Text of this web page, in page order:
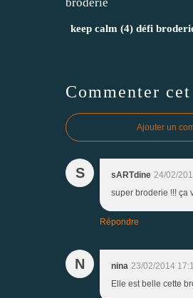
keep calm (4) défi
Commenter
Ajouter un
S sARTdine 24/02/
super broderie !!! ça
Répondre
N nina 23/02/2014
Elle est belle cette